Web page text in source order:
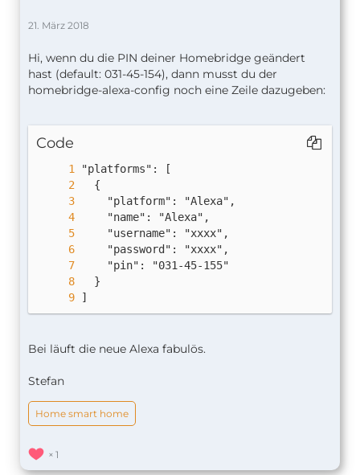
21. März 2018
Hi, wenn du die PIN deiner Homebridge geändert
hast (default: 031-45-154), dann musst du der
homebridge-alexa-config noch eine Zeile dazugeben:
Code
]
Bei läuft die neue Alexa fabulös.
Stefan
Home smart home
1